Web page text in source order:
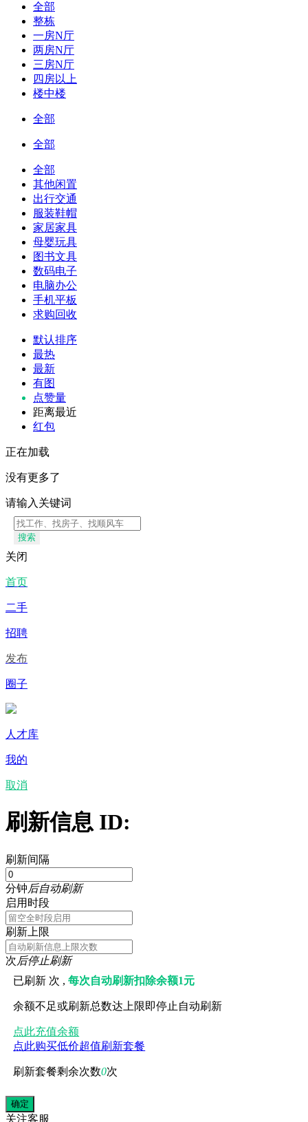
全部
整栋
一房N厅
两房N厅
三房N厅
四房以上
楼中楼
全部
全部
全部
其他闲置
出行交通
服装鞋帽
家居家具
母婴玩具
图书文具
数码电子
电脑办公
手机平板
求购回收
默认排序
最热
最新
有图
点赞量
距离最近
红包
正在加载
没有更多了
请输入关键词
搜索
关闭
首页
二手
招聘
发布
圈子
人才库
我的
取消
刷新信息 ID:
刷新间隔
分钟后自动刷新
启用时段
刷新上限
次后停止刷新
已刷新 次 ,每次自动刷新扣除余额1元
余额不足或刷新总数达上限即停止自动刷新
点此充值余额
点此购买低价超值刷新套餐
刷新套餐剩余次数0次
关注客服